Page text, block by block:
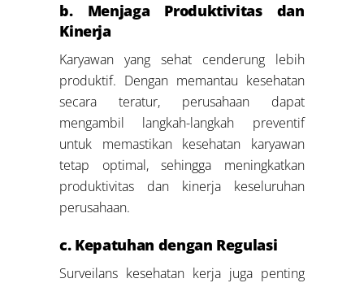
b. Menjaga Produktivitas dan
Kinerja
Karyawan yang sehat cenderung lebih
produktif. Dengan memantau kesehatan
secara teratur, perusahaan dapat
mengambil langkah-langkah preventif
untuk memastikan kesehatan karyawan
tetap optimal, sehingga meningkatkan
produktivitas dan kinerja keseluruhan
perusahaan.
c. Kepatuhan dengan Regulasi
Surveilans kesehatan kerja juga penting